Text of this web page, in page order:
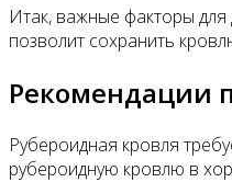
Итак, важные факторы
позволит сохранить
Рекомендации
Рубероидная кровля
рубероидную кровлю в